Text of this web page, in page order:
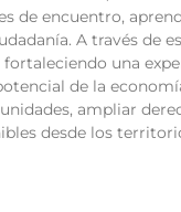
de encuentro,
A través de
una
de la
ampliar
desde los